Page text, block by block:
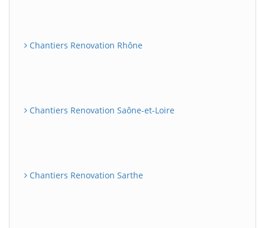
Chantiers Renovation Rhône
Chantiers Renovation Saône-et-Loire
Chantiers Renovation Sarthe